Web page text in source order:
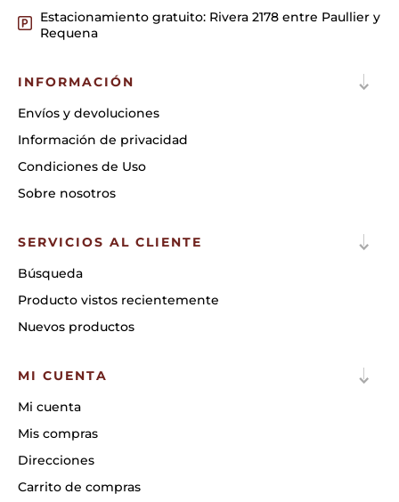
Estacionamiento gratuito: Rivera 2178 entre Paullier y
Requena
INFORMACIÓN
Envíos y devoluciones
Información de privacidad
Condiciones de Uso
Sobre nosotros
SERVICIOS AL CLIENTE
Búsqueda
Producto vistos recientemente
Nuevos productos
MI CUENTA
Mi cuenta
Mis compras
Direcciones
Carrito de compras